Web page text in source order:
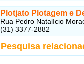
Plotjato Plotagem e
Rua Pedro Natalício
(31) 3377-2882
Pesquisa